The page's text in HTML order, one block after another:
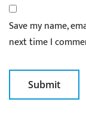
Save my name,
next time I